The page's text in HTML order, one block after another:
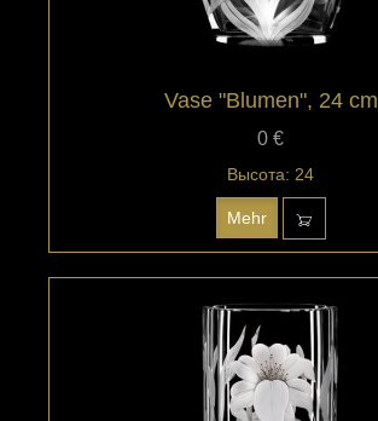
Vase "Blumen", 24 cm
0 €
Высота: 24
Mehr